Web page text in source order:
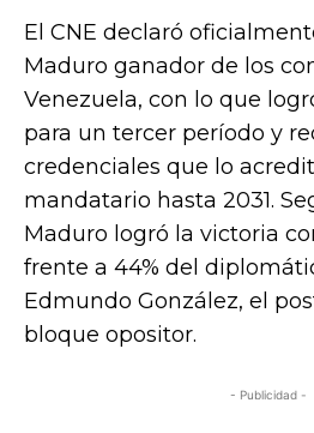
El CNE declaró
Maduro ganador de los
Venezuela, con lo que
para un tercer período y
credenciales que lo
mandatario hasta 2031.
Maduro logró la victoria
frente a 44% del
Edmundo González, el
bloque opositor.
- Publicidad -